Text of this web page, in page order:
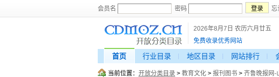
会员名 密码 忘
2026年8月7日 农历六月廿五
免费收录优秀网站
首页 行业目录 地区目录 网站排行
当前位置： 开放分类目录 > 教育文化 > 报刊图书 > 齐鲁晚报网-